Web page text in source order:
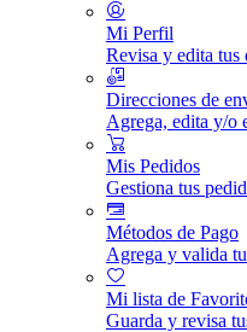
Mi Perfil
Revisa y edita tus
Direcciones de
Agrega, edita y/o
Mis Pedidos
Gestiona tus
Métodos de Pago
Agrega y valida
Mi lista de
Guarda y revisa